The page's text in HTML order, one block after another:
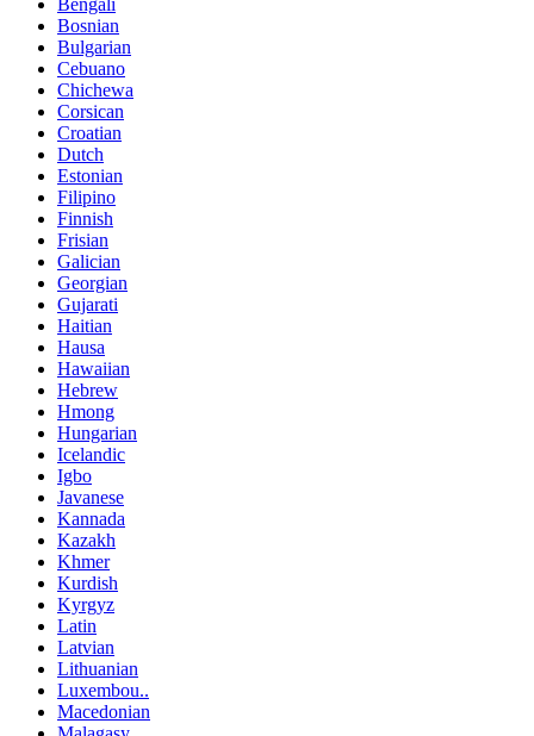
Bengali
Bosnian
Bulgarian
Cebuano
Chichewa
Corsican
Croatian
Dutch
Estonian
Filipino
Finnish
Frisian
Galician
Georgian
Gujarati
Haitian
Hausa
Hawaiian
Hebrew
Hmong
Hungarian
Icelandic
Igbo
Javanese
Kannada
Kazakh
Khmer
Kurdish
Kyrgyz
Latin
Latvian
Lithuanian
Luxembou..
Macedonian